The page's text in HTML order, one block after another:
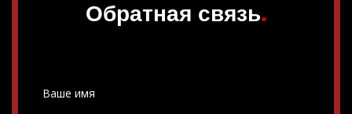
Обратная связь.